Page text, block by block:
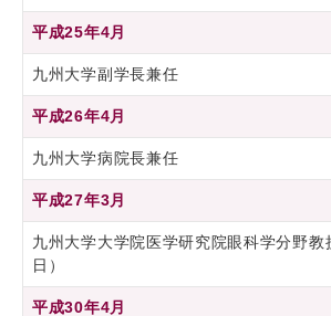
平成25年4月
九州大学副学長兼任
平成26年4月
九州大学病院長兼任
平成27年3月
九州大学大学院医学研究院眼科学分野教
日）
平成30年4月